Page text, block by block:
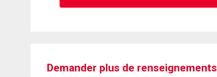
Demander plus de renseignements